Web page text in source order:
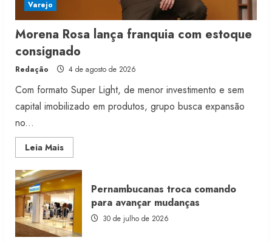
Varejo
Morena Rosa lança franquia com estoque
consignado
Redação 4 de agosto de 2026
Com formato Super Light, de menor investimento e sem
capital imobilizado em produtos, grupo busca expansão
no...
Leia MaisRead
more
Morena
Rosa
lança
franquia
com
estoque
consignado
Pernambucanas troca comando
para avançar mudanças
30 de julho de 2026